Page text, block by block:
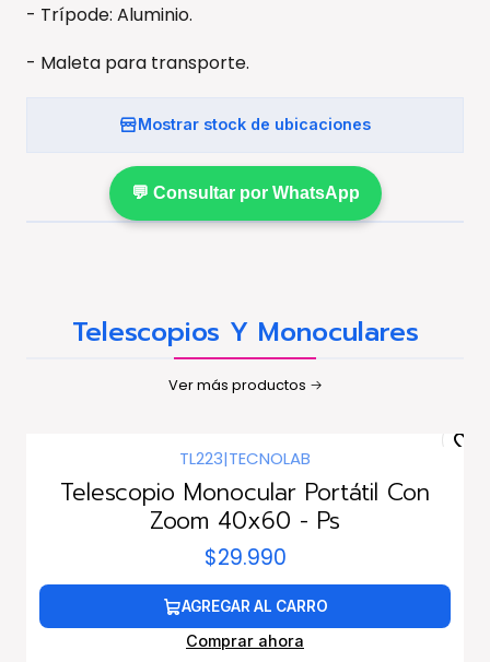
- Trípode: Aluminio.
- Maleta para transporte.
Mostrar stock de ubicaciones
💬 Consultar por WhatsApp
Telescopios Y Monoculares
Ver más productos
TL223|TECNOLAB
Telescopio Monocular Portátil Con
Zoom 40x60 - Ps
$29.990
AGREGAR AL CARRO
Comprar ahora